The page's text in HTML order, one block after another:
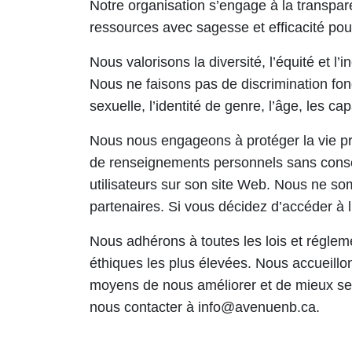
Notre organisation s’engage à la
ressources avec sagesse et efficacité
Nous valorisons la diversité, l’équité et
Nous ne faisons pas de discrimination
sexuelle, l’identité de genre, l’âge, les
Nous nous engageons à protéger la vie
de renseignements personnels sans
utilisateurs sur son site Web. Nous ne
partenaires. Si vous décidez d’accéder
Nous adhérons à toutes les lois et
éthiques les plus élevées. Nous
moyens de nous améliorer et de mieux
nous contacter à info@avenuenb.ca.